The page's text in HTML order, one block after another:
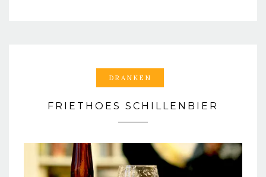
DRANKEN
FRIETHOES SCHILLENBIER